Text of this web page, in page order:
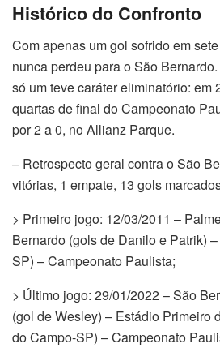
Histórico do Confronto
Com apenas um gol sofrido em
nunca perdeu para o São
só um teve caráter eliminatório: em
quartas de final do Campeonato
por 2 a 0, no Allianz Parque.
– Retrospecto geral contra o São
vitórias, 1 empate, 13 gols
> Primeiro jogo: 12/03/2011 –
Bernardo (gols de Danilo e Patrik)
SP) – Campeonato Paulista;
> Último jogo: 29/01/2022 – São
(gol de Wesley) – Estádio Primeiro
do Campo-SP) – Campeonato